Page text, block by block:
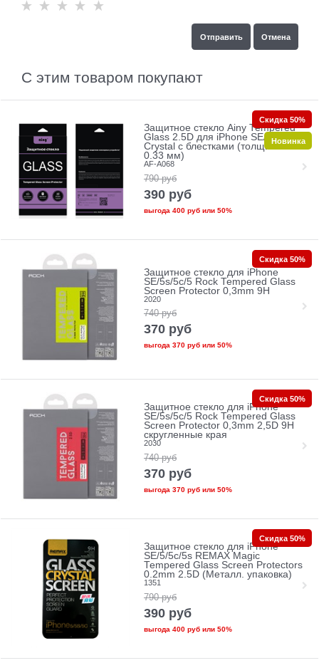
С этим товаром покупают
Защитное стекло Ainy Tempered
Glass 2.5D для iPhone SE/5/5c/5s
Crystal с блестками (толщина
0.33 мм)
AF-A068
790 руб
390 руб
выгода 400 рубили 50%
Скидка 50%
Новинка
Защитное стекло для iPhone
SE/5s/5с/5 Rock Tempered Glass
Screen Protector 0,3mm 9H
2020
740 руб
370 руб
выгода 370 рубили 50%
Скидка 50%
Защитное стекло для iPhone
SE/5s/5с/5 Rock Tempered Glass
Screen Protector 0,3mm 2,5D 9H
скругленные края
2030
740 руб
370 руб
выгода 370 рубили 50%
Скидка 50%
Защитное стекло для iPhone
SE/5/5c/5s REMAX Magic
Tempered Glass Screen Protectors
0.2mm 2.5D (Металл. упаковка)
1351
790 руб
390 руб
выгода 400 рубили 50%
Скидка 50%